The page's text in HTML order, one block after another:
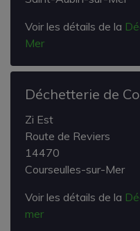
Voir les détails de la
Mer
Déchetterie de
Zi Est
Route de Reviers
14470
Courseulles-sur-Mer
Voir les détails de la
mer